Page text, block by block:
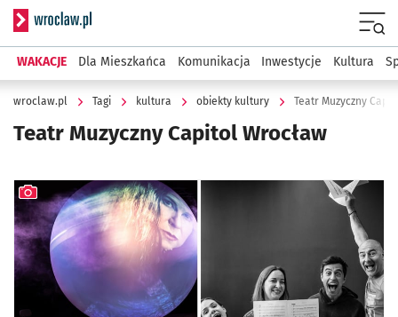
Serwis informacyjny wroclaw.pl
WAKACJE Dla Mieszkańca Komunikacja Inwestycje Kultura
wroclaw.pl Tagi kultura obiekty kultury Teatr Muzyczny
Teatr Muzyczny Capitol Wrocław